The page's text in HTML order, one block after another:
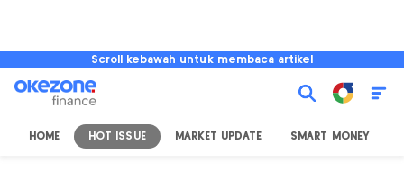
Scroll kebawah untuk membaca artikel
HOME HOT ISSUE MARKET UPDATE SMART MONEY